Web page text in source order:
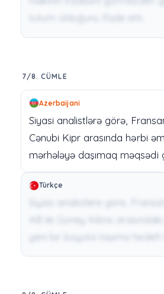
7/8. CÜMLE
Azerbaijani
Siyasi analistlərə görə,
Cənubi Kipr arasında hərbi
mərhələyə daşımaq məqsədi
Türkçe
Siyasi analistlere göre,
AB ile Güney Kıbrıs
yeni bir boyuta taşıma hedefi